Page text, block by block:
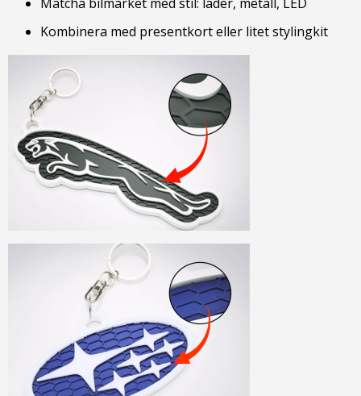
Kombinera med presentkort eller litet stylingkit